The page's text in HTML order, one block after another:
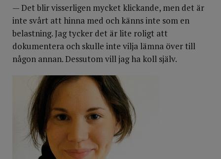
— Det blir visserligen mycket klickande, men det är
inte svårt att hinna med och känns inte som en
belastning. Jag tycker det är lite roligt att
dokumentera och skulle inte vilja lämna över till
någon annan. Dessutom vill jag ha koll själv.